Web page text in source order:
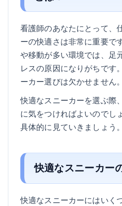
看護師のあなたにとって、
ーの快適さは非常に重要で
や移動が多い環境では、足
レスの原因になりがちです
ーカー選びは欠かせません。
快適なスニーカーを選ぶ際
に気をつければよいのでし
具体的に見ていきましょう。
快適なスニーカー
快適なスニーカーにはいく